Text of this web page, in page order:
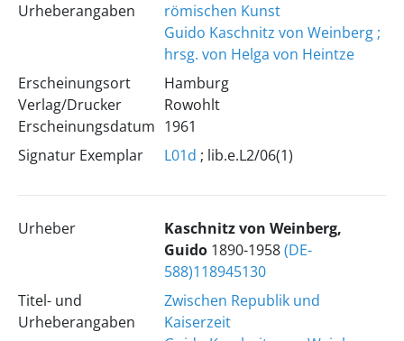
Urheberangaben
römischen Kunst
Guido Kaschnitz von Weinberg ;
hrsg. von Helga von Heintze
Erscheinungsort
Verlag/Drucker
Erscheinungsdatum
Hamburg
Rowohlt
1961
Signatur Exemplar
L01d ; lib.e.L2/06(1)
Urheber
Kaschnitz von Weinberg,
Guido1890-1958(DE-
588)118945130
Titel- und
Urheberangaben
Zwischen Republik und
Kaiserzeit